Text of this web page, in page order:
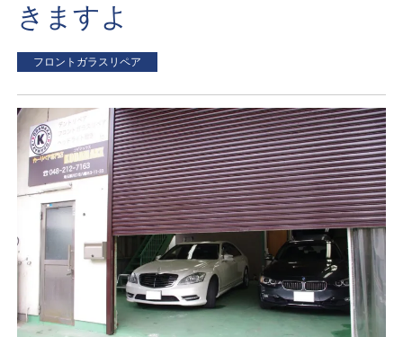
きますよ
フロントガラスリペア